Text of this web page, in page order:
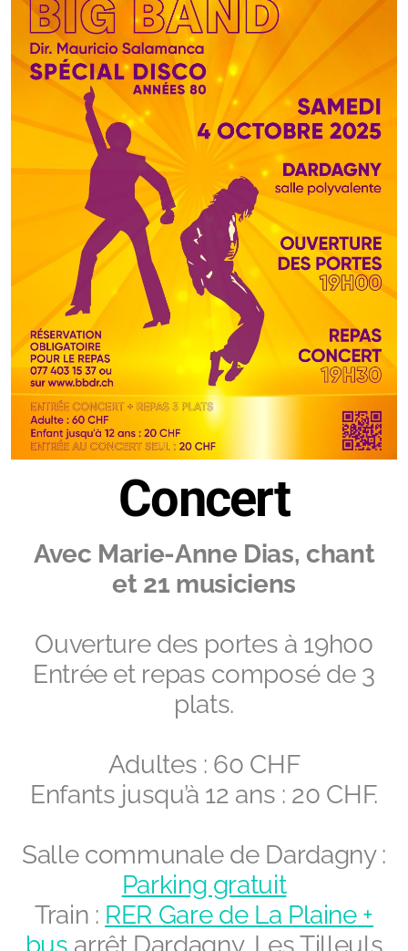
Concert
Avec Marie-Anne Dias, chant
et 21 musiciens
Ouverture des portes à 19h00
Entrée et repas composé de 3
plats.
Adultes : 60 CHF
Enfants jusqu’à 12 ans : 20 CHF.
Salle communale de Dardagny :
Parking gratuit
Train : RER Gare de La Plaine +
bus arrêt Dardagny, Les Tilleuls